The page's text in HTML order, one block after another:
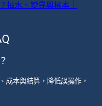
抽水、變異與樣本｜
成本與結算，降低誤操作，